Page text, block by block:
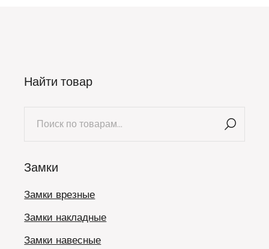
Найти товар
Замки
Замки врезные
Замки накладные
Замки навесные